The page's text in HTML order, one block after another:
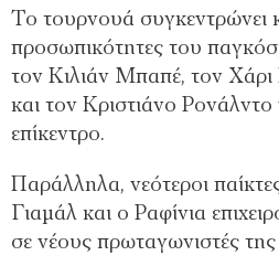
Το τουρνουά συγκεντρώνει
προσωπικότητες του
τον Κιλιάν Μπαπέ, τον Χάρι
και τον Κριστιάνο Ρονάλντο
επίκεντρο.
Παράλληλα, νεότεροι
Γιαμάλ και ο Ραφίνια
σε νέους πρωταγωνιστές